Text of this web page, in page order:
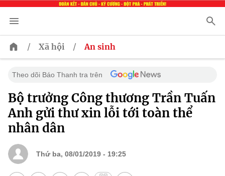
/ Xã hội / An sinh
Theo dõi Báo Thanh tra trên
Bộ trưởng Công thương Trần Tuấn
Anh gửi thư xin lỗi tới toàn thể
nhân dân
Thứ ba, 08/01/2019 - 19:25